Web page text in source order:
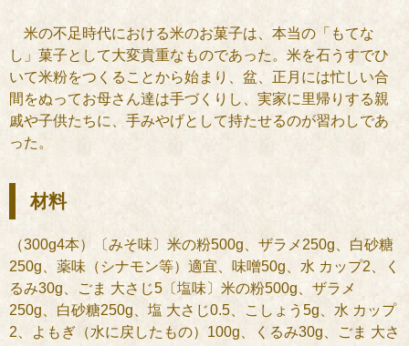
米の不足時代における米のお菓子は、本当の「もてな
し」菓子として大変貴重なものであった。米を石うすでひ
いて米粉をつくることから始まり、盆、正月には忙しい合
間をぬってお母さん達は手づくりし、実家に里帰りする親
戚や子供たちに、手みやげとして持たせるのが習わしであ
った。
材料
（300g4本）〔みそ味〕米の粉500g、ザラメ250g、白砂糖
250g、薬味（シナモン等）適宜、味噌50g、水 カップ2、く
るみ30g、ごま 大さじ5〔塩味〕米の粉500g、ザラメ
250g、白砂糖250g、塩 大さじ0.5、こしょう5g、水 カップ
2、よもぎ（水に戻したもの）100g、くるみ30g、ごま 大さ